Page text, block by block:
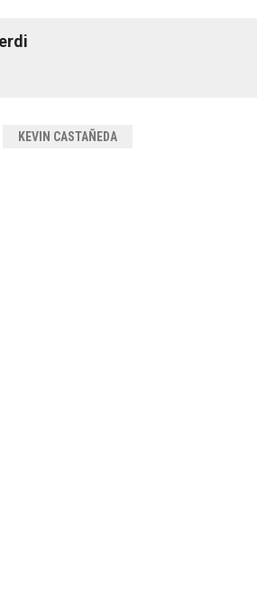
KEVIN CASTAÑEDA